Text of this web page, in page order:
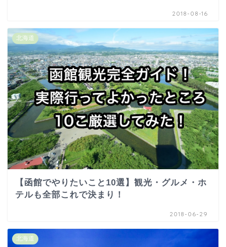
2018-08-16
北海道
【函館でやりたいこと10選】観光・グルメ・ホ
テルも全部これで決まり！
2018-06-29
北海道